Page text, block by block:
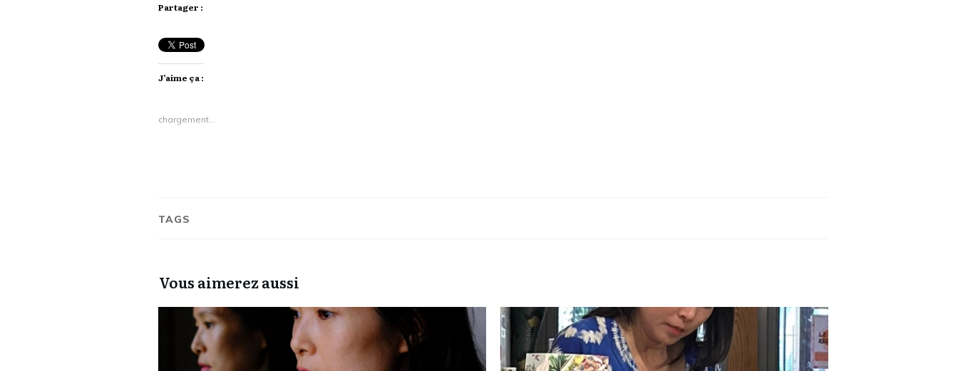
Partager :
J’aime ça :
chargement…
TAGS
Vous aimerez aussi